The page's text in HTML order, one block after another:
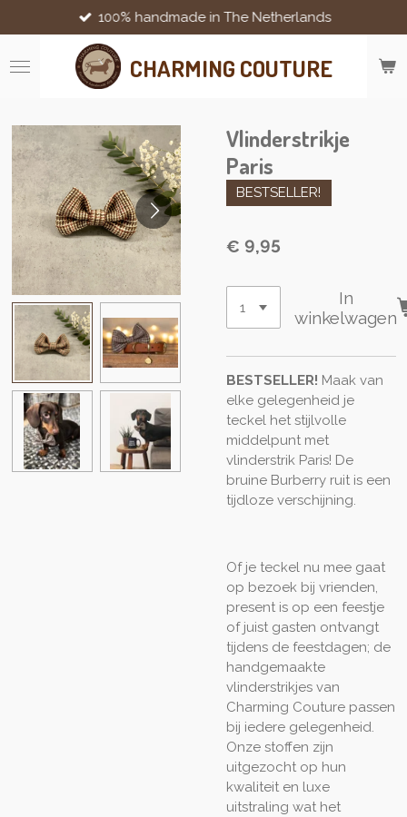
direct
naar
de
CHARMING COUTURE
100% handmade in The Netherlands
Vlinderstrikje
Paris
BESTSELLER!
€ 9,95
In
winkelwagen
BESTSELLER! Maak van
elke gelegenheid je
teckel het stijlvolle
middelpunt met
vlinderstrik Paris! De
bruine Burberry ruit is een
tijdloze verschijning.
Of je teckel nu mee gaat
op bezoek bij vrienden,
present is op een feestje
of juist gasten ontvangt
tijdens de feestdagen; de
handgemaakte
vlinderstrikjes van
Charming Couture passen
bij iedere gelegenheid.
Onze stoffen zijn
uitgezocht op hun
kwaliteit en luxe
uitstraling wat het